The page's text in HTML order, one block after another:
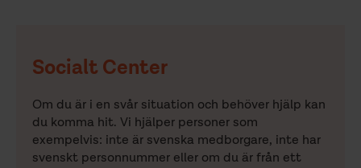
Socialt Center
Om du är i en svår situation och behöver hjälp kan
du komma hit. Vi hjälper personer som
exempelvis: inte är svenska medborgare, inte har
svenskt personnummer eller om du är från ett